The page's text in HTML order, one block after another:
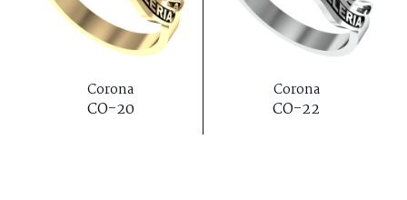
Corona
CO-20
Corona
CO-22